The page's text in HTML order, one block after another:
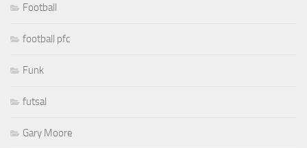
Football
football pfc
Funk
futsal
Gary Moore